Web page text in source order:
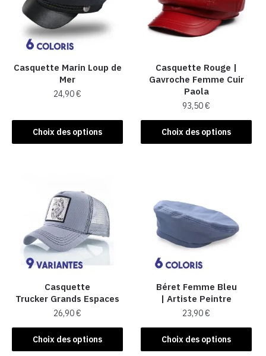
Casquette Marin Loup de
Mer
24,90€
Choix des options
produit
a
options
peuvent
être
choisies
sur
page
du
produit
Casquette Rouge |
Gavroche Femme Cuir
Paola
93,50€
Choix des options
Ce
produit
options
peuvent
être
sur
la
page
du
produit
Casquette
Trucker Grands Espaces
26,90€
Choix des options
Ce
produit
Béret Femme Bleu
| Artiste Peintre
23,90€
Choix des options
Ce
produit